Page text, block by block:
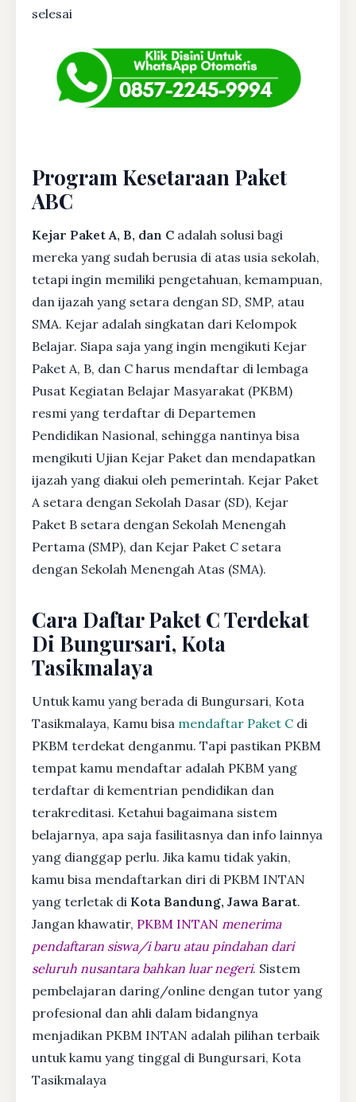
selesai
Program Kesetaraan Paket
ABC
Kejar Paket A, B, dan C adalah solusi bagi
mereka yang sudah berusia di atas usia sekolah,
tetapi ingin memiliki pengetahuan, kemampuan,
dan ijazah yang setara dengan SD, SMP, atau
SMA. Kejar adalah singkatan dari Kelompok
Belajar. Siapa saja yang ingin mengikuti Kejar
Paket A, B, dan C harus mendaftar di lembaga
Pusat Kegiatan Belajar Masyarakat (PKBM)
resmi yang terdaftar di Departemen
Pendidikan Nasional, sehingga nantinya bisa
mengikuti Ujian Kejar Paket dan mendapatkan
ijazah yang diakui oleh pemerintah. Kejar Paket
A setara dengan Sekolah Dasar (SD), Kejar
Paket B setara dengan Sekolah Menengah
Pertama (SMP), dan Kejar Paket C setara
dengan Sekolah Menengah Atas (SMA).
Cara Daftar Paket C Terdekat
Di Bungursari, Kota
Tasikmalaya
Untuk kamu yang berada di Bungursari, Kota
Tasikmalaya, Kamu bisa mendaftar Paket C di
PKBM terdekat denganmu. Tapi pastikan PKBM
tempat kamu mendaftar adalah PKBM yang
terdaftar di kementrian pendidikan dan
terakreditasi. Ketahui bagaimana sistem
belajarnya, apa saja fasilitasnya dan info lainnya
yang dianggap perlu. Jika kamu tidak yakin,
kamu bisa mendaftarkan diri di PKBM INTAN
yang terletak di Kota Bandung, Jawa Barat.
Jangan khawatir, PKBM INTAN menerima
pendaftaran siswa/i baru atau pindahan dari
seluruh nusantara bahkan luar negeri. Sistem
pembelajaran daring/online dengan tutor yang
profesional dan ahli dalam bidangnya
menjadikan PKBM INTAN adalah pilihan terbaik
untuk kamu yang tinggal di Bungursari, Kota
Tasikmalaya